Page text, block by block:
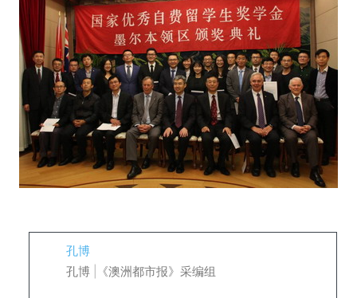
孔博
孔博 |《澳洲都市报》采编组